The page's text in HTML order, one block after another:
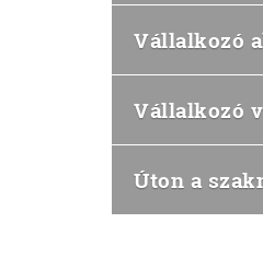
Vállalkozó
Vállalkozó
Úton a